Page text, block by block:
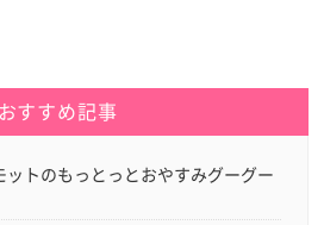
おすすめ記事
トのもっとっとおやすみグーグー